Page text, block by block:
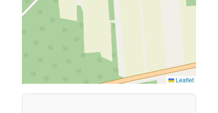
Leaflet